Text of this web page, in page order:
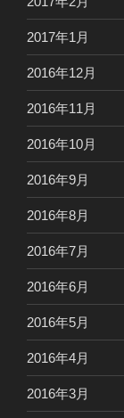
2017年1月
2016年12月
2016年11月
2016年10月
2016年9月
2016年8月
2016年7月
2016年6月
2016年5月
2016年4月
2016年3月